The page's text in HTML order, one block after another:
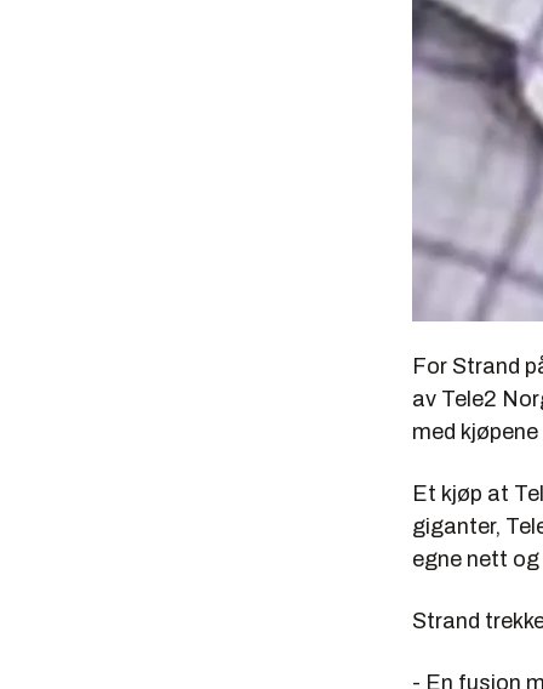
For Strand
av Tele2
med
Et kjøp at
giganter,
egne nett og
Strand
- En fusjon